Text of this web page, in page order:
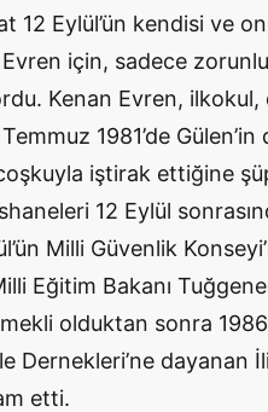
12 Eylül’ün kendisi ve
için, sadece
Kenan Evren,
1981’de
iştirak ettiğine
12 Eylül
Milli Güvenlik
Eğitim Bakanı
olduktan sonra
Dernekleri’ne dayanan
etti.